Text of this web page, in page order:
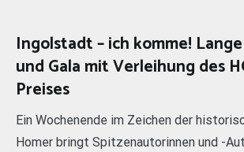
Ingolstadt – ich komme!
und Gala mit Verleihung des
Preises
Ein Wochenende im Zeichen der
Homer bringt Spitzenautorinnen und -